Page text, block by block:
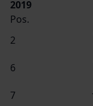
2019
Pos.
2
6
7